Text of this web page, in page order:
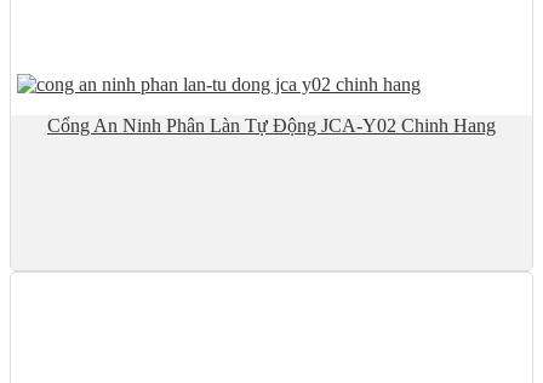
Cổng An Ninh Phân Làn Tự Động JCA-Y02 Chinh Hang